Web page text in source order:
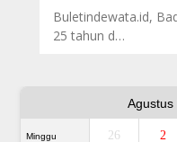
Buletindewata.id,
25 tahun d…
Agustus
Minggu 26 2